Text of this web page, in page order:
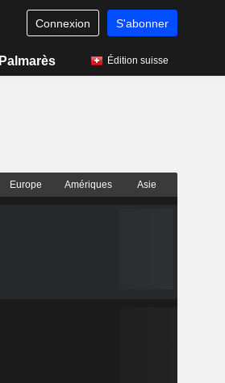
Connexion S'abonner
Palmarès Édition suisse
Europe Amériques Asie